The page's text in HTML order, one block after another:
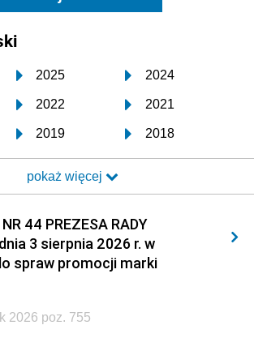
2025 2024
2022 2021
2019 2018
2016 2015
2013 2012
2010 2009
2007 2006
pokaż więcej
44 PREZESA RADY
3 sierpnia 2026 r. w
spraw promocji marki
2026 poz. 755